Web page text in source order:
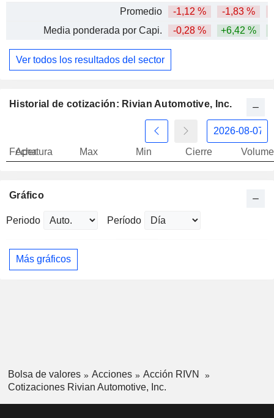
Promedio -1,12 % -1,83 %
Media ponderada por Capi.
-0,28 % +6,42 %
Ver todos los resultados del sector
Historial de cotización: Rivian Automotive, Inc.
Fecha
Apertura Max Min Cierre
Gráfico
Periodo Período
Más gráficos
Bolsa de valores Acciones
Acción RIVN
Cotizaciones Rivian Automotive, Inc.